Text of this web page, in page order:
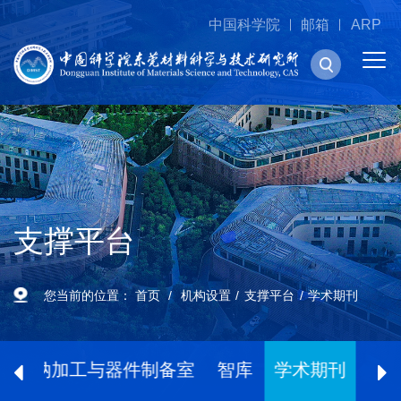
中国科学院 邮箱 ARP
支撑平台
您当前的位置： 首页 机构设置 支撑平台 学术期刊
微纳加工与器件制备室 智库 学术期刊